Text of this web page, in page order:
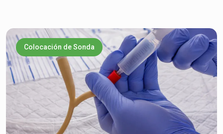
Colocación de Sonda